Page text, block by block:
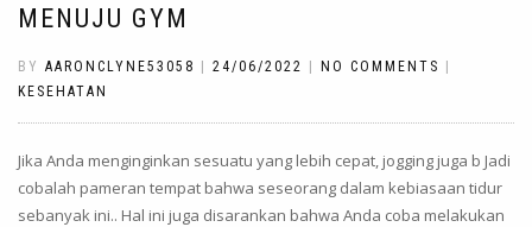
MENUJU GYM
BY AARONCLYNE53058 24/06/2022 NO COMMENTS
KESEHATAN
Jika Anda menginginkan sesuatu yang lebih cepat, jogging juga b Jadi
cobalah pameran tempat bahwa seseorang dalam kebiasaan tidur
sebanyak ini.. Hal ini juga disarankan bahwa Anda coba melakukan